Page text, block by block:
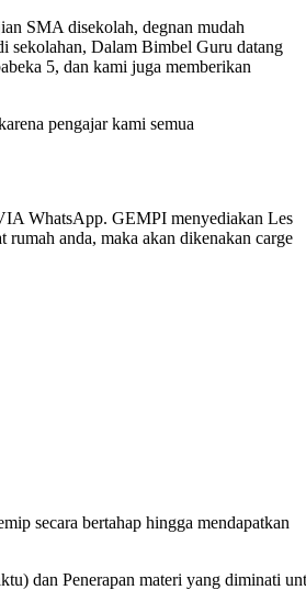
SMA disekolah, degnan mudah
sekolahan, Dalam Bimbel Guru datang
5, dan kami juga memberikan
pengajar kami semua
WhatsApp. GEMPI menyediakan Les
anda, maka akan dikenakan carge
secara bertahap hingga mendapatkan
dan Penerapan materi yang diminati